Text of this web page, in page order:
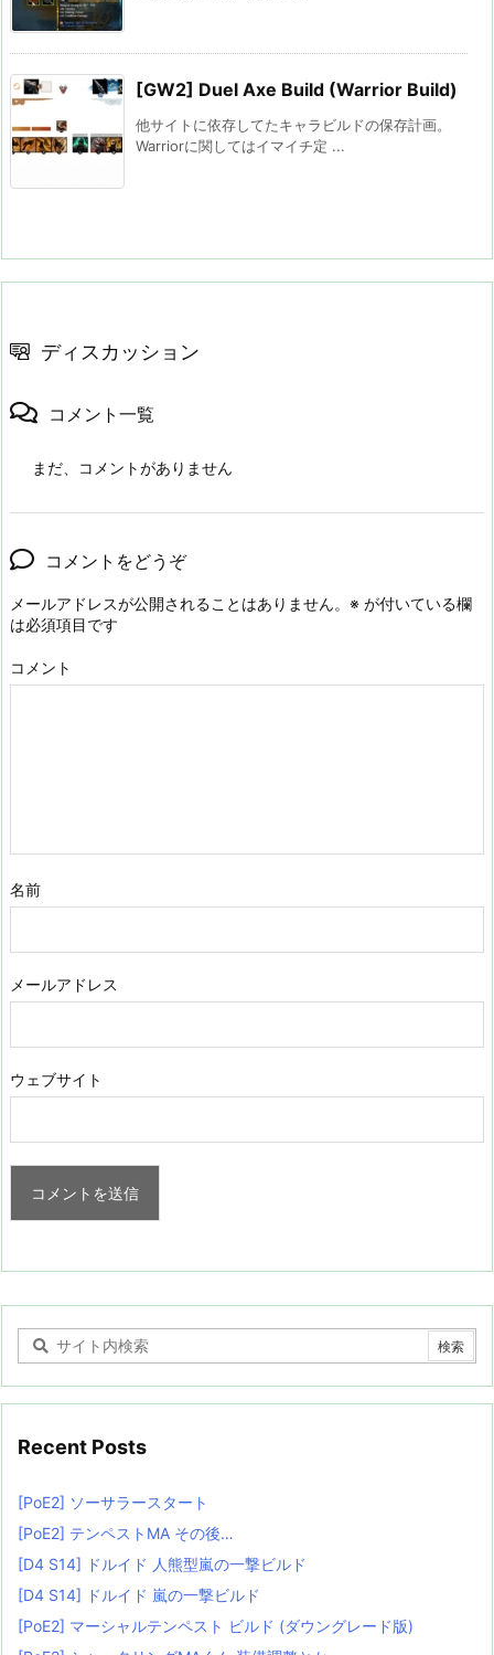
[GW2] Duel Axe Build (Warrior Build)
他サイトに依存してたキャラビルドの保存計画。
Warriorに関してはイマイチ定 ...
ディスカッション
コメント一覧
まだ、コメントがありません
コメントをどうぞ
メールアドレスが公開されることはありません。 ※ が付いている欄
は必須項目です
コメント
名前
メールアドレス
ウェブサイト
Recent Posts
[PoE2] ソーサラースタート
[PoE2] テンペストMA その後…
[D4 S14] ドルイド 人熊型嵐の一撃ビルド
[D4 S14] ドルイド 嵐の一撃ビルド
[PoE2] マーシャルテンペスト ビルド (ダウングレード版)